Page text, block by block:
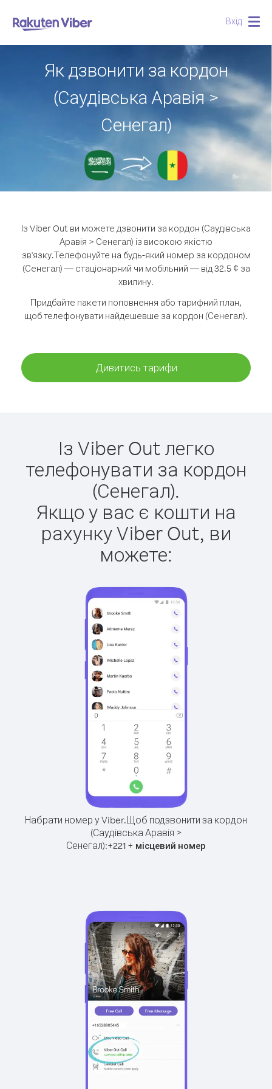
Вхід
Як дзвонити за кордон
(Саудівська Аравія >
Сенегал)
Із Viber Out ви можете дзвонити за кордон (Саудівська
Аравія > Сенегал) із високою якістю
зв'язку.Телефонуйте на будь-який номер за кордоном
(Сенегал) — стаціонарний чи мобільний — від 32.5 ¢ за
хвилину.
Придбайте пакети поповнення або тарифний план,
щоб телефонувати найдешевше за кордон (Сенегал).
Дивитись тарифи
Із Viber Out легко
телефонувати за кордон
(Сенегал).
Якщо у вас є кошти на
рахунку Viber Out, ви
можете:
Набрати номер у Viber.Щоб подзвонити за кордон
(Саудівська Аравія >
Сенегал):+221 + місцевий номер